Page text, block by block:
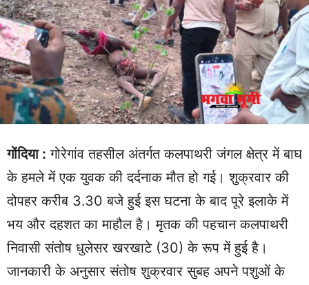
गोंदिया : गोरेगांव तहसील अंतर्गत कलपाथरी जंगल क्षेत्र में बाघ
के हमले में एक युवक की दर्दनाक मौत हो गई। शुक्रवार की
दोपहर करीब 3.30 बजे हुई इस घटना के बाद पूरे इलाके में
भय और दहशत का माहौल है। मृतक की पहचान कलपाथरी
निवासी संतोष धुलेसर खरखाटे (30) के रूप में हुई है।
जानकारी के अनुसार संतोष शुक्रवार सुबह अपने पशुओं के